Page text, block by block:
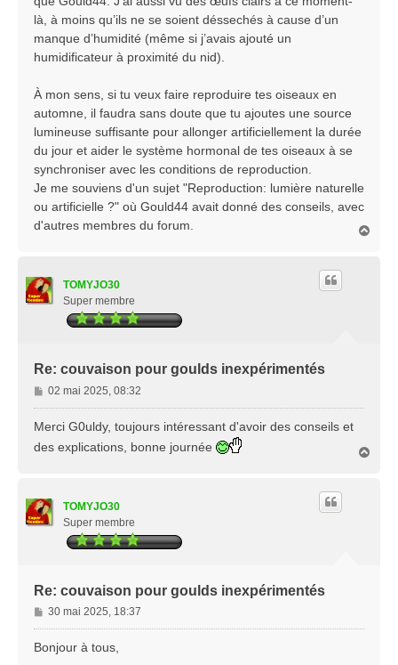
là, à moins qu’ils ne se soient déssechés à cause d’un
manque d’humidité (même si j’avais ajouté un
humidificateur à proximité du nid).
À mon sens, si tu veux faire reproduire tes oiseaux en
automne, il faudra sans doute que tu ajoutes une source
lumineuse suffisante pour allonger artificiellement la durée
du jour et aider le système hormonal de tes oiseaux à se
synchroniser avec les conditions de reproduction.
Je me souviens d'un sujet "Reproduction: lumière naturelle
ou artificielle ?" où Gould44 avait donné des conseils, avec
d'autres membres du forum.
TOMYJO30
Super membre
Re: couvaison pour goulds inexpérimentés
M
e
a
02 mai 2025, 08:32
Merci G0uldy, toujours intéressant d'avoir des conseils et
des explications, bonne journée
TOMYJO30
Super membre
Re: couvaison pour goulds inexpérimentés
M
e
s
30 mai 2025, 18:37
Bonjour à tous,